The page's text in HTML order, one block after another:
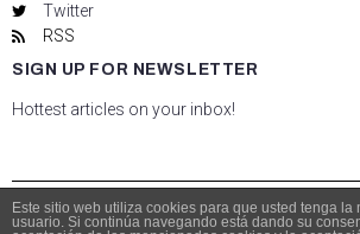
Twitter
RSS
SIGN UP FOR NEWSLETTER
Hottest articles on your inbox!
Este sitio web utiliza cookies para que usted tenga la
usuario. Si continúa navegando está dando su